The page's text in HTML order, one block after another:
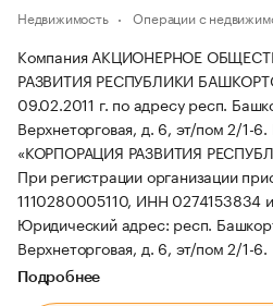
Недвижимость Операции с
Компания АКЦИОНЕРНОЕ
РАЗВИТИЯ РЕСПУБЛИКИ
09.02.2011 г. по адресу респ.
Верхнеторговая, д. 6, эт/пом 2/1-6.
«КОРПОРАЦИЯ РАЗВИТИЯ
При регистрации организации
1110280005110, ИНН 0274153834
Юридический адрес: респ.
Верхнеторговая, д. 6, эт/пом 2/1-6.
Подробнее